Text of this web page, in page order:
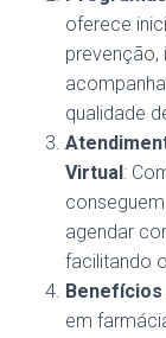
oferece
prevenção,
qualidade
Virtual:
agendar
facilitando
Benefícios
em